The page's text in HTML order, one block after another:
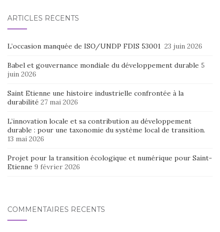
ARTICLES RÉCENTS
L’occasion manquée de ISO/UNDP FDIS 53001 23 juin 2026
Babel et gouvernance mondiale du développement durable 5
juin 2026
Saint Etienne une histoire industrielle confrontée à la
durabilité 27 mai 2026
L’innovation locale et sa contribution au développement
durable : pour une taxonomie du système local de transition.
13 mai 2026
Projet pour la transition écologique et numérique pour Saint-
Etienne 9 février 2026
COMMENTAIRES RÉCENTS